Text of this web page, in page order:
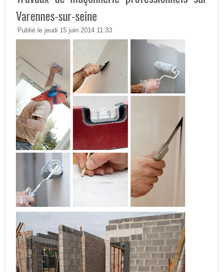
Varennes-sur-seine
Publié le jeudi 15 juin 2014 11:33